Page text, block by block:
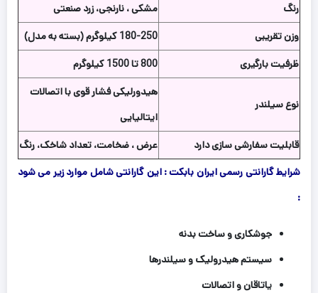
رنگ
مشکی ، نارنجی، زرد صنعتی
وزن تقریبی
180-250 کیلوگرم (بسته به مدل)
ظرفیت بارگیری
800 تا 1500 کیلوگرم
نوع سیلندر
هیدورلیکی فشار قوی با اتصالات
ایتالیایی
قابلیت سفارشی سازی دارد
عرض ، ضخامت، تعداد شاخک، رنگ
شرایط گارانتی رسمی ایران بابکت : این گارانتی شامل موارد زیر می شود
:
جوشکاری و ساخت بدنه
سیستم هیدرولیک و سیلندرها
یاتاقان و اتصالات